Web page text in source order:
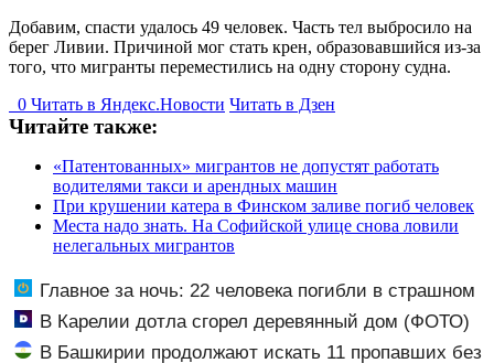
Добавим, спасти удалось 49 человек. Часть тел выбросило на
берег Ливии. Причиной мог стать крен, образовавшийся из-за
того, что мигранты переместились на одну сторону судна.
0 Читать в Яндекс.Новости Читать в Дзен
Читайте также:
«Патентованных» мигрантов не допустят работать
водителями такси и арендных машин
При крушении катера в Финском заливе погиб человек
Места надо знать. На Софийской улице снова ловили
нелегальных мигрантов
Главное за ночь: 22 человека погибли в страшном
ДТП, а россияне жалуются на отдых в Турции
В Карелии дотла сгорел деревянный дом (ФОТО)
В Башкирии продолжают искать 11 пропавших без